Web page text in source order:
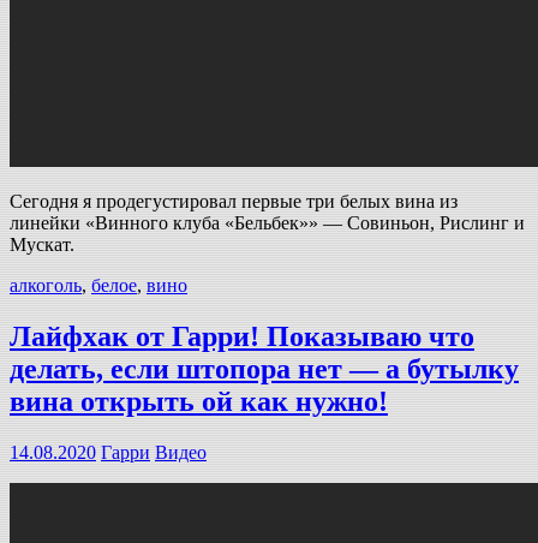
Сегодня я продегустировал первые три белых вина из
линейки «Винного клуба «Бельбек»» — Совиньон, Рислинг и
Мускат.
алкоголь, белое, вино
Лайфхак от Гарри! Показываю что
делать, если штопора нет — а бутылку
вина открыть ой как нужно!
14.08.2020 Гарри Видео